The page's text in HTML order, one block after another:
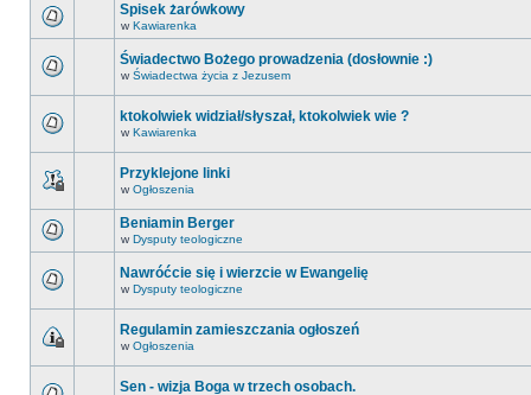
Spisek żarówkowy
w Kawiarenka
Świadectwo Bożego prowadzenia (dosłownie :)
w Świadectwa życia z Jezusem
ktokolwiek widział/słyszał, ktokolwiek wie ?
w Kawiarenka
Przyklejone linki
w Ogłoszenia
Beniamin Berger
w Dysputy teologiczne
Nawróćcie się i wierzcie w Ewangelię
w Dysputy teologiczne
Regulamin zamieszczania ogłoszeń
w Ogłoszenia
Sen - wizja Boga w trzech osobach.